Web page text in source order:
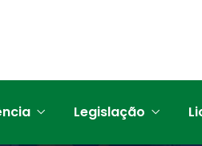
Legislação